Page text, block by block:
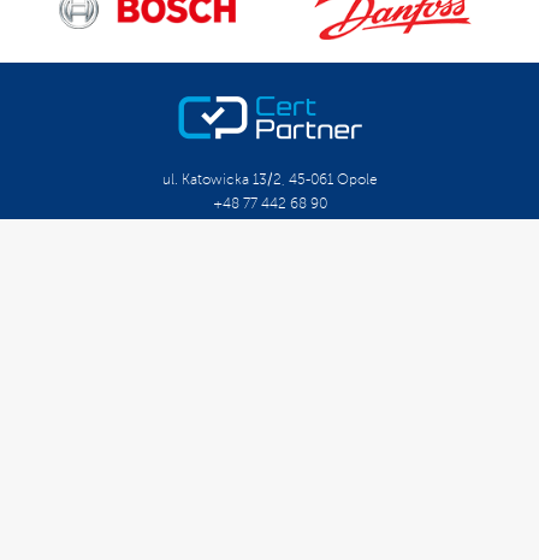
ul. Katowicka 13/2, 45-061 Opole
+48 77 442 68 90